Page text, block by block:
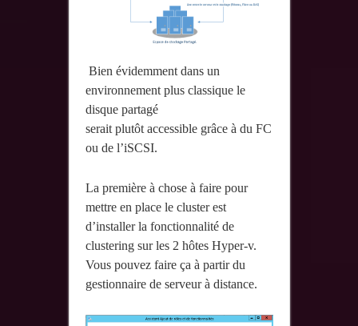
Bien évidemment dans un
environnement plus classique le
disque partagé
serait plutôt accessible grâce à du FC
ou de l’iSCSI.
La première à chose à faire pour
mettre en place le cluster est
d’installer la fonctionnalité de
clustering sur les 2 hôtes Hyper-v.
Vous pouvez faire ça à partir du
gestionnaire de serveur à distance.